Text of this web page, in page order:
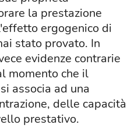
la prestazione
ergogenico di
stato provato. In
evidenze contrarie
momento che il
associa ad una
delle capacità
prestativo.